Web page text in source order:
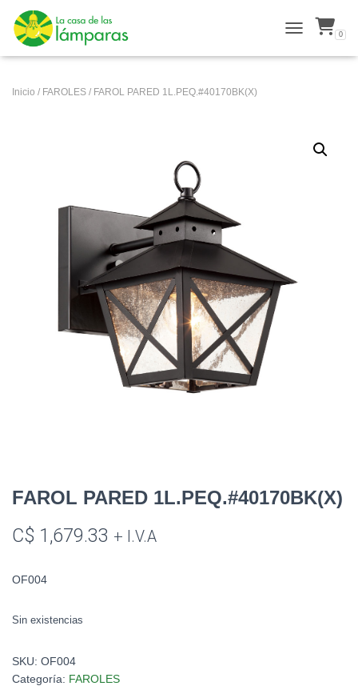
ALTERNAR
0
Inicio / FAROLES / FAROL PARED 1L.PEQ.#40170BK(X)
FAROL PARED 1L.PEQ.#40170BK(X)
C$ 1,679.33 + I.V.A
OF004
Sin existencias
SKU: OF004
Categoría: FAROLES